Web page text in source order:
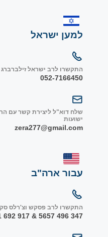
למען ישראל
התקשרו לרב ישראל זילברברג
052-7166450
שלח דוא"ל ליצירת קשר עם
ישועות
zera277@gmail.com
עבור ארה"ב
התקשרו לרב פסקש וצ'רלס
347 496 5657 & 917 692 4371